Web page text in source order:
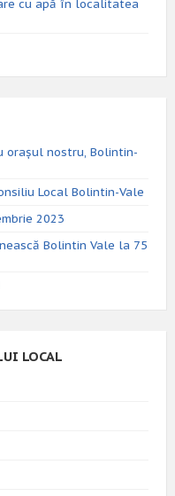
cu apă în localitatea
orașul nostru, Bolintin-
Local Bolintin-Vale
2023
Bolintin Vale la 75
LOCAL